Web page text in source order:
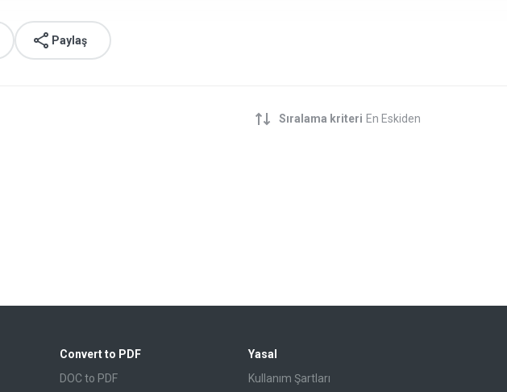
Paylaş
Sıralama kriteri En Eskiden
Convert to PDF
DOC to PDF
Yasal
Kullanım Şartları